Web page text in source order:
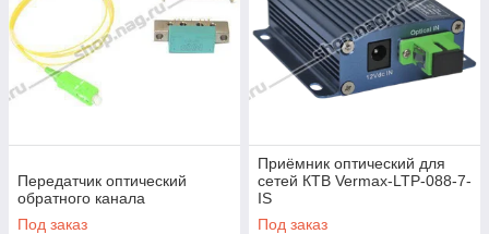
Передатчик оптический
обратного канала
Под заказ
Приёмник оптический для
сетей КТВ Vermax-LTP-088-7-
IS
Под заказ